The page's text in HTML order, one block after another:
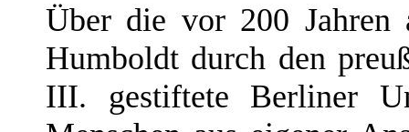
Über die vor 200
Humboldt durch den
III. gestiftete Berliner